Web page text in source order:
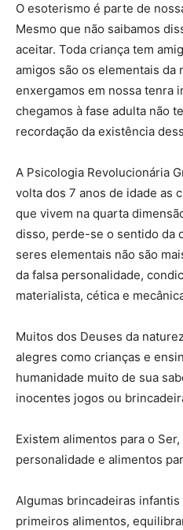
O esoterismo é parte de
Mesmo que não saibamos
aceitar. Toda criança tem
amigos são os elementais da
enxergamos em nossa tenra
chegamos à fase adulta não
recordação da existência
A Psicologia Revolucionária
volta dos 7 anos de idade as
que vivem na quarta
disso, perde-se o sentido da
seres elementais não são
da falsa personalidade,
materialista, cética e
Muitos dos Deuses da
alegres como crianças e
humanidade muito de sua
inocentes jogos ou
Existem alimentos para o
personalidade e alimentos
Algumas brincadeiras
primeiros alimentos,